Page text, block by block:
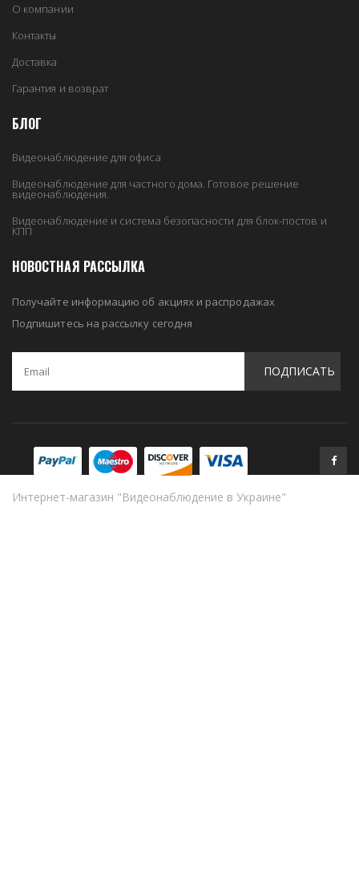
О компании
Контакты
Доставка
Гарантия и возврат
БЛОГ
Видеонаблюдение для офиса
Видеонаблюдение для частного дома. Готовое решение
видеонаблюдения.
Видеонаблюдение и система безопасности для блок-постов и
КПП
НОВОСТНАЯ РАССЫЛКА
Получайте информацию об акциях и распродажах
Подпишитесь на рассылку сегодня
ПОДПИСАТЬ
Интернет-магазин "Видеонаблюдение в Украине"